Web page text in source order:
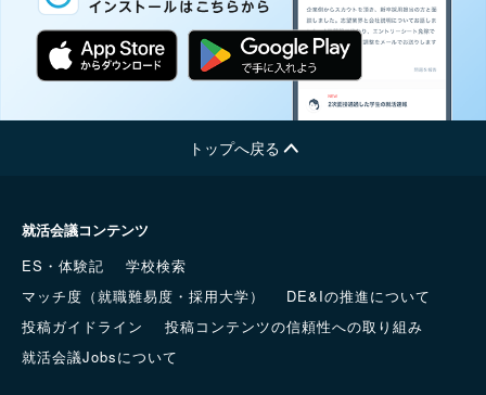
トップへ戻る
就活会議コンテンツ
ES・体験記
学校検索
マッチ度（就職難易度・採用大学）
DE&Iの推進について
投稿ガイドライン
投稿コンテンツの信頼性への取り組み
就活会議Jobsについて